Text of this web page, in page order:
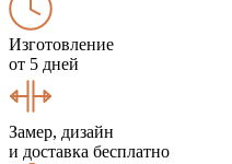
Изготовление
от 5 дней
Замер, дизайн
и доставка бесплатно